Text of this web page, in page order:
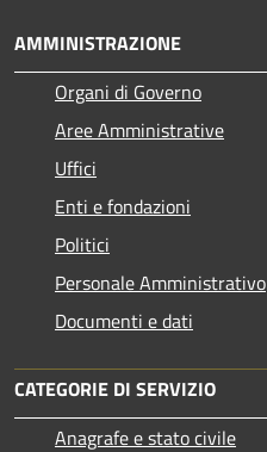
AMMINISTRAZIONE
Organi di Governo
Aree Amministrative
Uffici
Enti e fondazioni
Politici
Personale Amministrativo
Documenti e dati
CATEGORIE DI SERVIZIO
Anagrafe e stato civile